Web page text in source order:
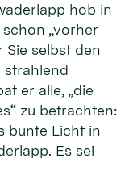
hob in
„vorher
Sie selbst den
strahlend
er alle, „die
zu betrachten:
bunte Licht in
Es sei